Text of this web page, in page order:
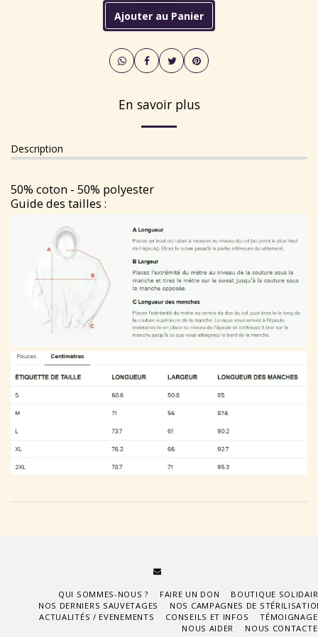
Ajouter au Panier
En savoir plus
Description
50% coton - 50% polyester
Guide des tailles :
QUI SOMMES-NOUS ? FAIRE UN DON
BOUTIQUE
NOS DERNIERS SAUVETAGES
NOS CAMPAGNES DE
ACTUALITÉS / EVENEMENTS
CONSEILS ET INFOS
NOUS AIDER
NOUS